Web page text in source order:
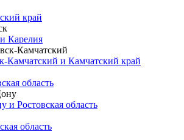
край
Карелия
Камчатский и Камчатский край
область
и Ростовская область
область